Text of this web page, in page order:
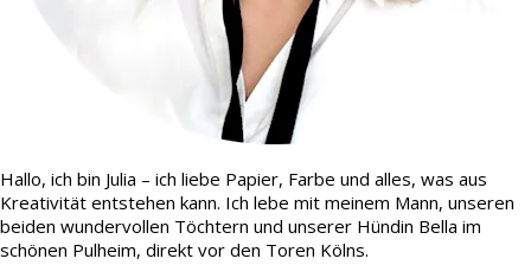
Hallo, ich bin Julia – ich liebe Papier, Farbe und alles, was aus
Kreativität entstehen kann. Ich lebe mit meinem Mann, unseren
beiden wundervollen Töchtern und unserer Hündin Bella im
schönen Pulheim, direkt vor den Toren Kölns.